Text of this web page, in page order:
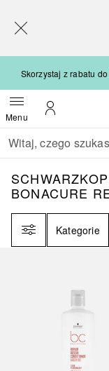
Skorzystaj z rabatu
MenuOtwórz menuMoje konto
Wracać
Wykonaj wyszukiwanie
BONACURE
Kategorie